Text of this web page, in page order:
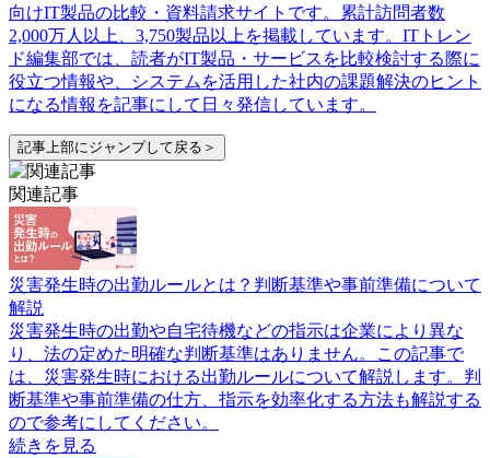
向けIT製品の比較・資料請求サイトです。累計訪問者数
2,000万人以上、3,750製品以上を掲載しています。ITトレン
ド編集部では、読者がIT製品・サービスを比較検討する際に
役立つ情報や、システムを活用した社内の課題解決のヒント
になる情報を記事にして日々発信しています。
記事上部にジャンプして戻る＞
関連記事
災害発生時の出勤ルールとは？判断基準や事前準備について
解説
災害発生時の出勤や自宅待機などの指示は企業により異な
り、法の定めた明確な判断基準はありません。この記事で
は、災害発生時における出勤ルールについて解説します。判
断基準や事前準備の仕方、指示を効率化する方法も解説する
ので参考にしてください。
続きを見る